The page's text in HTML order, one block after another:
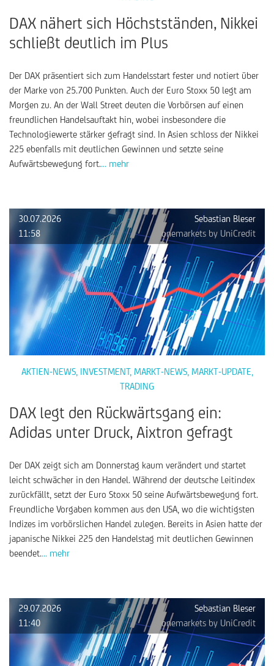
DAX nähert sich Höchstständen, Nikkei
schließt deutlich im Plus
Der DAX präsentiert sich zum Handelsstart fester und notiert über
der Marke von 25.700 Punkten. Auch der Euro Stoxx 50 legt am
Morgen zu. An der Wall Street deuten die Vorbörsen auf einen
freundlichen Handelsauftakt hin, wobei insbesondere die
Technologiewerte stärker gefragt sind. In Asien schloss der Nikkei
225 ebenfalls mit deutlichen Gewinnen und setzte seine
Aufwärtsbewegung fort.... mehr
30.07.2026
Sebastian Bleser
11:58
onemarkets by UniCredit
AKTIEN-NEWS, INVESTMENT, MARKT-NEWS, MARKT-UPDATE
TRADING
DAX legt den Rückwärtsgang ein:
Adidas unter Druck, Aixtron gefragt
Der DAX zeigt sich am Donnerstag kaum verändert und startet
leicht schwächer in den Handel. Während der deutsche Leitindex
zurückfällt, setzt der Euro Stoxx 50 seine Aufwärtsbewegung fort.
Freundliche Vorgaben kommen aus den USA, wo die wichtigsten
Indizes im vorbörslichen Handel zulegen. Bereits in Asien hatte der
japanische Nikkei 225 den Handelstag mit deutlichen Gewinnen
beendet.... mehr
29.07.2026
Sebastian Bleser
11:40
onemarkets by UniCredit